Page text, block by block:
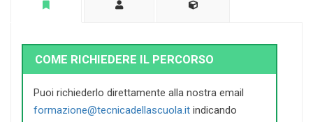
COME RICHIEDERE IL PERCORSO
Puoi richiederlo direttamente alla nostra email
formazione@tecnicadellascuola.it indicando